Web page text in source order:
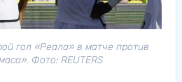
гол «Реала» в матче против
Фото: REUTERS